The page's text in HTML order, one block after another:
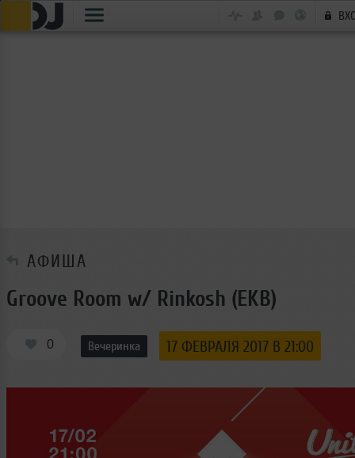
АФИША
Groove Room w/ Rinkosh (EKB)
0 Вечеринка 17 ФЕВРАЛЯ 2017 В 21:00